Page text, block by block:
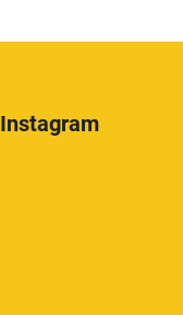
Instagram